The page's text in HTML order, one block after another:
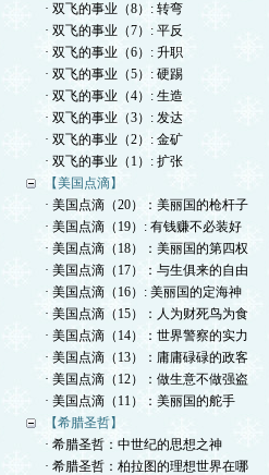
· 双飞的事业（8）: 转弯
· 双飞的事业（7）: 平反
· 双飞的事业（6）: 升职
· 双飞的事业（5）: 硬踢
· 双飞的事业（4）: 生造
· 双飞的事业（3）: 发达
· 双飞的事业（2）: 金矿
· 双飞的事业（1）: 扩张
【美国点滴】
· 美国点滴（20）：美丽国的枪杆子
· 美国点滴（19）: 有钱赚不必装好
· 美国点滴（18）：美丽国的第四权
· 美国点滴（17）：与生俱来的自由
· 美国点滴（16）: 美丽国的定海神
· 美国点滴（15）：人为财死鸟为食
· 美国点滴（14）：世界警察的实力
· 美国点滴（13）：庸庸碌碌的政客
· 美国点滴（12）：做生意不做强盗
· 美国点滴（11）：美丽国的舵手
【希腊圣哲】
· 希腊圣哲：中世纪的思想之神
· 希腊圣哲：柏拉图的理想世界在哪